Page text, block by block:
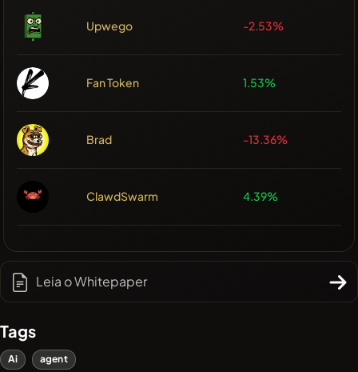
Upwego -2.53%
Fan Token 1.53%
Brad -13.36%
ClawdSwarm 4.39%
Leia o Whitepaper
Tags
Ai agent